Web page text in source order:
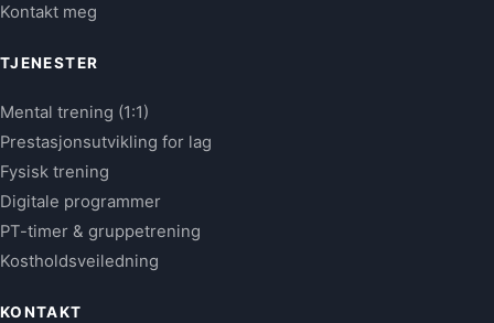
Kontakt meg
TJENESTER
Mental trening (1:1)
Prestasjonsutvikling for lag
Fysisk trening
Digitale programmer
PT-timer & gruppetrening
Kostholdsveiledning
KONTAKT